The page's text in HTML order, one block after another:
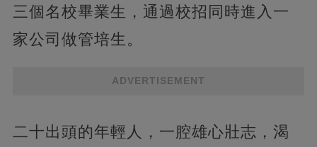
三個名校畢業生，通過校招同時進入一
家公司做管培生。
ADVERTISEMENT
二十出頭的年輕人，一腔雄心壯志，渴